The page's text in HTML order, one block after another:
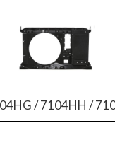
/ 7104HH /